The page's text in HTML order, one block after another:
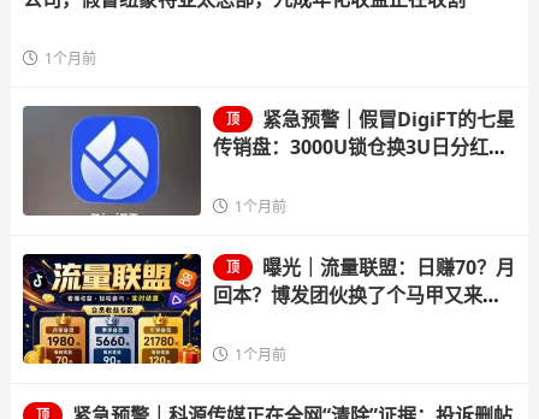
1个月前
顶
紧急预警｜假冒DigiFT的七星
传销盘：3000U锁仓换3U日分红，
1个月前
顶
曝光｜流量联盟：日赚70？月
回本？博发团伙换了个马甲又来割
1个月前
顶